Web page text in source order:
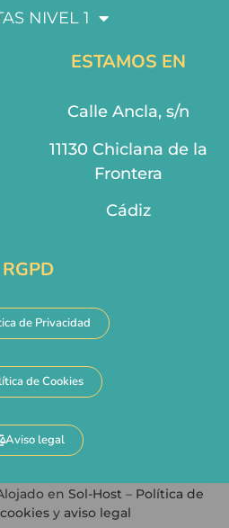
NIVEL 1
ESTAMOS EN
Calle Ancla, s/n
11130 Chiclana de la
Frontera
Cádiz
RGPD
de Privacidad
de Cookies
Aviso legal
en Sol-Host – Política de
cookiesy aviso legal